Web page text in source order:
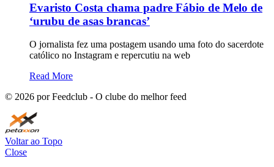
Evaristo Costa chama padre Fábio de Melo de
‘urubu de asas brancas’
O jornalista fez uma postagem usando uma foto do sacerdote
católico no Instagram e repercutiu na web
Read More
© 2026 por Feedclub - O clube do melhor feed
Voltar ao Topo
Close